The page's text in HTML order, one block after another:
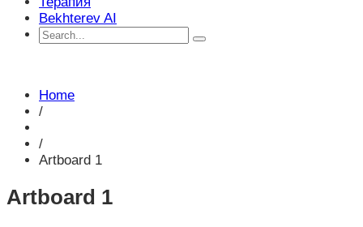
Bekhterev AI
Home
/
/
Artboard 1
Artboard 1